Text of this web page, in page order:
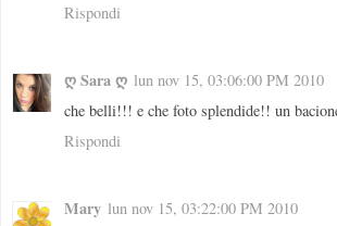
Rispondi
ღ Sara ღ lun nov 15, 03:06:00 PM 2010
che belli!!! e che foto splendide!! un
Rispondi
Mary lun nov 15, 03:22:00 PM 2010